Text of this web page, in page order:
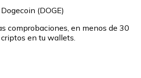
(DOGE)
comprobaciones, en menos de 30
en tu wallets.